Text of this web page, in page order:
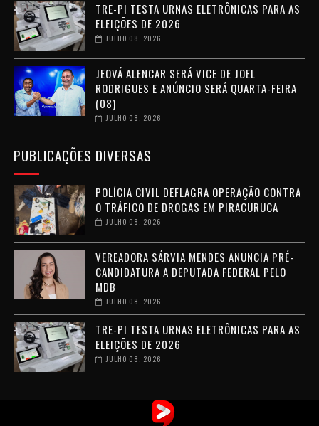
TRE-PI TESTA URNAS ELETRÔNICAS PARA AS
ELEIÇÕES DE 2026
JULHO 08, 2026
JEOVÁ ALENCAR SERÁ VICE DE JOEL
RODRIGUES E ANÚNCIO SERÁ QUARTA-FEIRA
(08)
JULHO 08, 2026
PUBLICAÇÕES DIVERSAS
POLÍCIA CIVIL DEFLAGRA OPERAÇÃO CONTRA
O TRÁFICO DE DROGAS EM PIRACURUCA
JULHO 08, 2026
VEREADORA SÁRVIA MENDES ANUNCIA PRÉ-
CANDIDATURA A DEPUTADA FEDERAL PELO
MDB
JULHO 08, 2026
TRE-PI TESTA URNAS ELETRÔNICAS PARA AS
ELEIÇÕES DE 2026
JULHO 08, 2026